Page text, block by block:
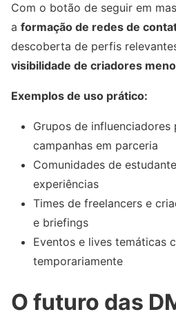
Com o botão de seguir em
a formação de redes de
descoberta de perfis
visibilidade de criadores
Exemplos de uso prático:
Grupos de influenciadores
campanhas em parceria
Comunidades de
experiências
Times de freelancers e
e briefings
Eventos e lives temáticas
temporariamente
O futuro das